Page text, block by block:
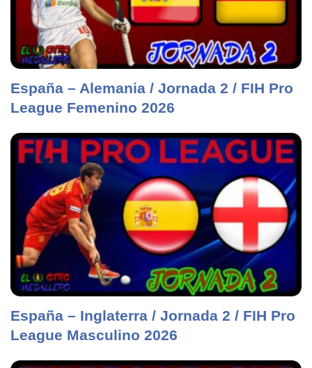
España – Alemania / Jornada 2 / FIH Pro
League Femenino 2026
España – Inglaterra / Jornada 2 / FIH Pro
League Masculino 2026